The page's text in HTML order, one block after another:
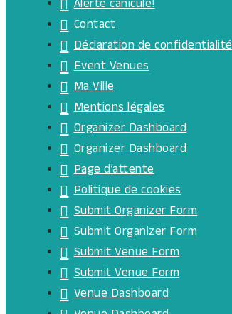
Contact
Déclaration de confidentialité
Event Venues
Ma Ville
Mentions légales
Organizer Dashboard
Organizer Dashboard
Page d’attente
Politique de cookies
Submit Organizer Form
Submit Organizer Form
Submit Venue Form
Submit Venue Form
Venue Dashboard